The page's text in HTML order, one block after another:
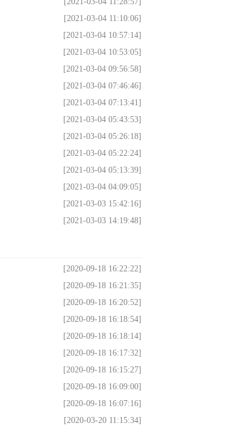
[2021-03-04 11:10:06]
[2021-03-04 10:57:14]
[2021-03-04 10:53:05]
[2021-03-04 09:56:58]
[2021-03-04 07:46:46]
[2021-03-04 07:13:41]
[2021-03-04 05:43:53]
[2021-03-04 05:26:18]
[2021-03-04 05:22:24]
[2021-03-04 05:13:39]
[2021-03-04 04:09:05]
[2021-03-03 15:42:16]
[2021-03-03 14:19:48]
[2020-09-18 16:22:22]
[2020-09-18 16:21:35]
[2020-09-18 16:20:52]
[2020-09-18 16:18:54]
[2020-09-18 16:18:14]
[2020-09-18 16:17:32]
[2020-09-18 16:15:27]
[2020-09-18 16:09:00]
[2020-09-18 16:07:16]
[2020-03-20 11:15:34]